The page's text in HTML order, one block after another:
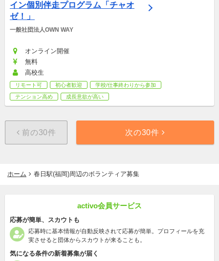
イン個別伴走プログラム「チャオ
ゼ！」
一般社団法人OWN WAY
オンライン開催
無料
高校生
リモート可 初心者歓迎
学校/仕事終わりから参加
テンション高め
成長意欲が高い
前の30件 次の30件
ホーム 春日駅(福岡)周辺のボランティア募集
activo会員サービス
応募が簡単、スカウトも
応募時に基本情報が自動反映されて応募が簡単。プロフィールを充
実させると団体からスカウトが来ることも。
気になる条件の新着募集が届く